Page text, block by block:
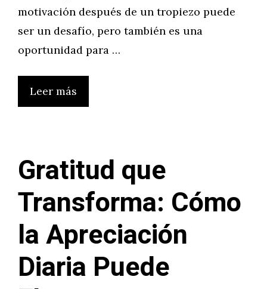
motivación después de un tropiezo puede
ser un desafío, pero también es una
oportunidad para …
Leer más
Gratitud que
Transforma: Cómo
la Apreciación
Diaria Puede